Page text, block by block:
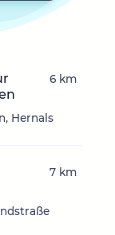
Hernals
6 km
7 km